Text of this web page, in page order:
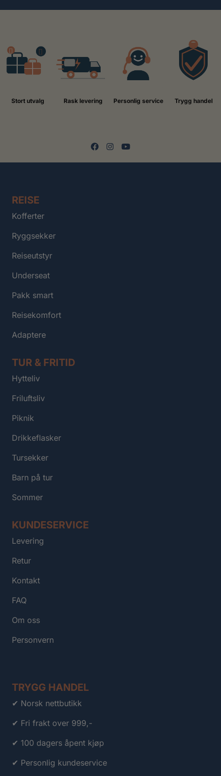
Stort utvalg Rask levering Personlig service Trygg handel
REISE
Kofferter
Ryggsekker
Reiseutstyr
Underseat
Pakk smart
Reisekomfort
Adaptere
TUR & FRITID
Hytteliv
Friluftsliv
Piknik
Drikkeflasker
Tursekker
Barn på tur
Sommer
KUNDESERVICE
Levering
Retur
Kontakt
FAQ
Om oss
Personvern
TRYGG HANDEL
✔ Norsk nettbutikk
✔ Fri frakt over 999,-
✔ 100 dagers åpent kjøp
✔ Personlig kundeservice